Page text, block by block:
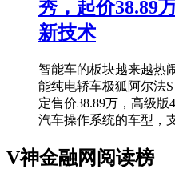
秀，起价38.89
新技术
智能车的板块越来越热
能纯电轿车极狐阿尔法
定售价38.89万，高级
汽车操作系统的车型，
V神金融网阅读榜